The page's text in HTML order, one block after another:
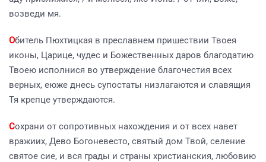
возведи мя.
Обитель Пюхтицкая в преславнем пришествии Твоея
иконы, Царице, чудес и Божественных даров благодатию
Твоею исполнися во утверждение благочестия всех
верных, еюже днесь супостаты низлагаются и славящия
Тя крепце утверждаются.
Сохрани от сопротивных нахождения и от всех навет
вражиих, Дево Богоневесто, святый дом Твой, селение
святое сие, и вся грады и страны христианския, любовию